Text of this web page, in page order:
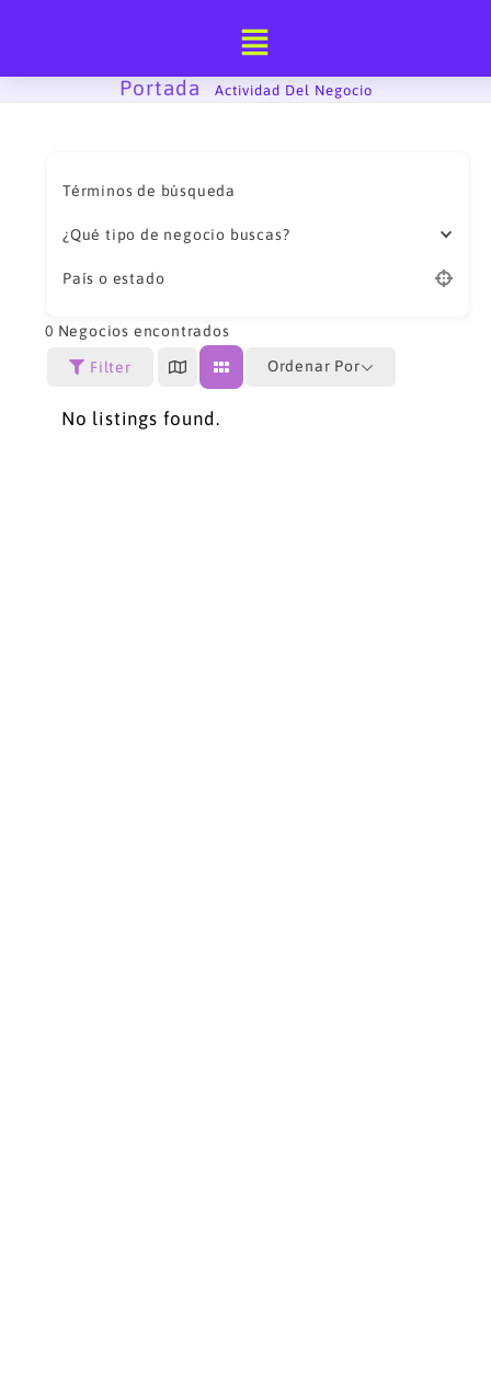
Portada
Actividad Del Negocio
Términos de búsqueda
¿Qué tipo de negocio buscas?
País o estado
0 Negocios encontrados
Filter Ordenar Por
No listings found.